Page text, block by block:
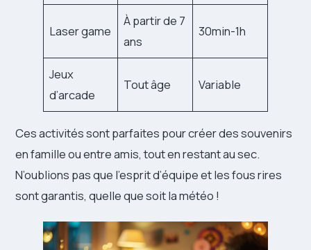
Laser game
À partir de 7
ans
30min-1h
Jeux
d’arcade
Tout âge Variable
Ces activités sont parfaites pour créer des souvenirs
en famille ou entre amis, tout en restant au sec.
N’oublions pas que l’esprit d’équipe et les fous rires
sont garantis, quelle que soit la météo !